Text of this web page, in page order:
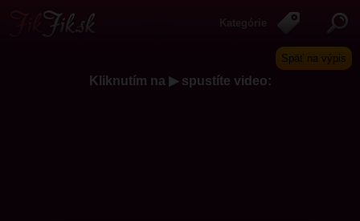
Späť na výpis
Kliknutím na ▶ spustíte video: